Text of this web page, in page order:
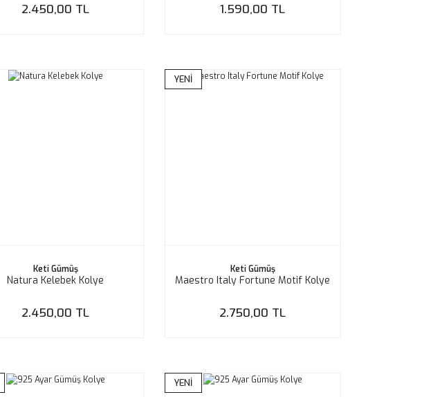
2.450,00 TL 1.590,00 TL
Keti Gümüş
Natura Kelebek Kolye
2.450,00 TL
YENİ
Keti Gümüş
Maestro Italy Fortune Motif Kolye
2.750,00 TL
YENİ